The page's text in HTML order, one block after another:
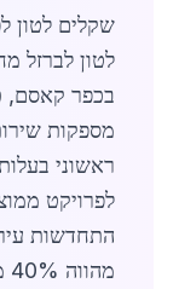
לטון לברזל
בכפר קאסם,
מספקות
לפרויקט
התחדשות
מהווה 40% מעלויות השיפוץ.